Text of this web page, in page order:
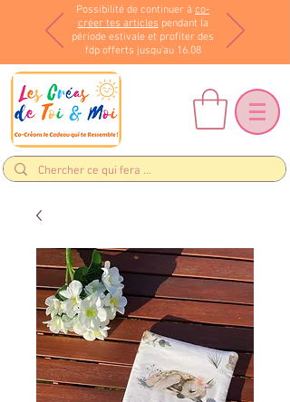
Possibilité de continuer à co-
créer tes articles pendant la
période estivale et profiter des
fdp offerts jusqu'au 16.08